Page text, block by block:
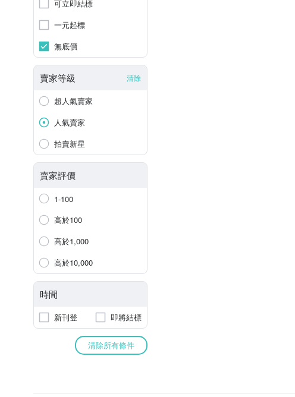
可立即結標
一元起標
無底價
賣家等級 清除
超人氣賣家
人氣賣家
拍賣新星
賣家評價
1-100
高於100
高於1,000
高於10,000
時間
新刊登 即將結標
清除所有條件